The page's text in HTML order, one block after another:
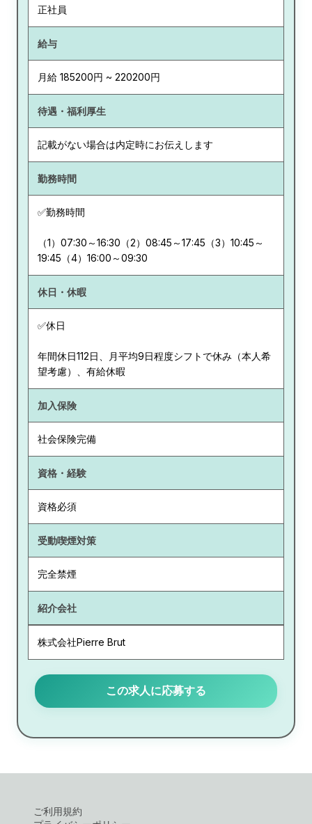
正社員
給与
月給 185200円 ~ 220200円
待遇・福利厚生
記載がない場合は内定時にお伝えします
勤務時間
✅勤務時間
（1）07:30～16:30（2）08:45～17:45（3）10:45～
19:45（4）16:00～09:30
休日・休暇
✅休日
年間休日112日、月平均9日程度シフトで休み（本人希
望考慮）、有給休暇
加入保険
社会保険完備
資格・経験
資格必須
受動喫煙対策
完全禁煙
紹介会社
株式会社Pierre Brut
この求人に応募する
ご利用規約